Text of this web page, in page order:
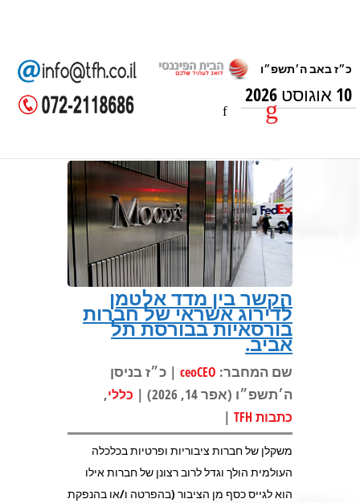
10 אוגוסט 2026
הקשר בין מדד אלטמן
לדירוג אשראי של חברות
בורסאיות בבורסת תל
אביב.
שם המחבר: ceoCEO | כ״ז בניסן
ה׳תשפ״ו (אפר 14, 2026) |
כללי,
כתבות TFH |
משקלן של חברות ציבוריות ופרטיות בכלכלה
העולמית הולך וגדל לרוב רצונן של חברות אילו
הוא לגייס כסף מן הציבור (בהפרטה ו/או בהנפקת